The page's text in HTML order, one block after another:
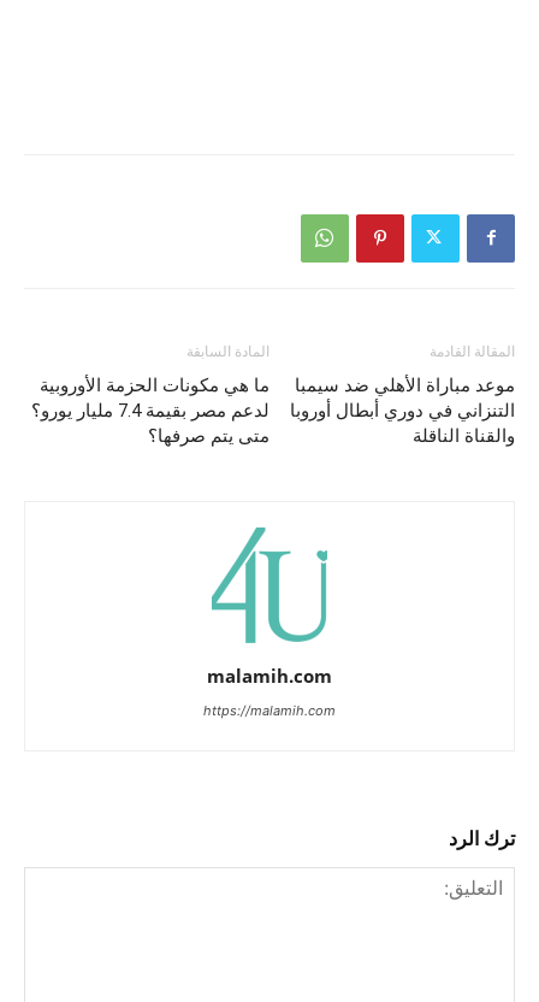
المادة السابقة
ما هي مكونات الحزمة الأوروبية
لدعم مصر بقيمة 7.4 مليار يورو؟
متى يتم صرفها؟
المقالة القادمة
موعد مباراة الأهلي ضد سيمبا
التنزاني في دوري أبطال أوروبا
والقناة الناقلة
malamih.com
https://malamih.com
ترك الرد